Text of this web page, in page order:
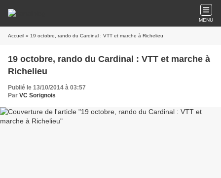
MENU
Accueil » 19 octobre, rando du Cardinal : VTT et marche à Richelieu
19 octobre, rando du Cardinal : VTT et marche à
Richelieu
Publié le 13/10/2014 à 03:57
Par VC Sorignois